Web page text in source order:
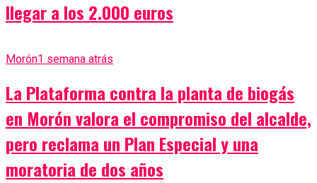
llegar a los 2.000 euros
Morón1 semana atrás
La Plataforma contra la planta de biogás
en Morón valora el compromiso del alcalde,
pero reclama un Plan Especial y una
moratoria de dos años